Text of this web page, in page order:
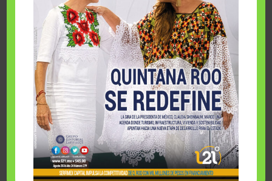
Fairmont Mayakoba y Make-A-Wish México unieron
esfuerzos para hacer realidad el deseo de una …